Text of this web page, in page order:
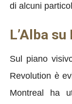
di alcuni
L’Alba su
Sul piano
Revolution è
Montreal ha